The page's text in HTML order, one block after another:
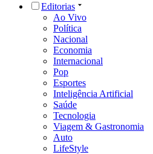
Editorias
Ao Vivo
Política
Nacional
Economia
Internacional
Pop
Esportes
Inteligência Artificial
Saúde
Tecnologia
Viagem & Gastronomia
Auto
LifeStyle